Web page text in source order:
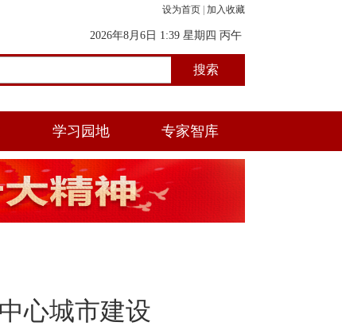
设为首页 加入收藏
2026年8月6日 1:39 星期四 丙午
年(马) 五月初一 丑时
学习园地 专家智库
心城市建设